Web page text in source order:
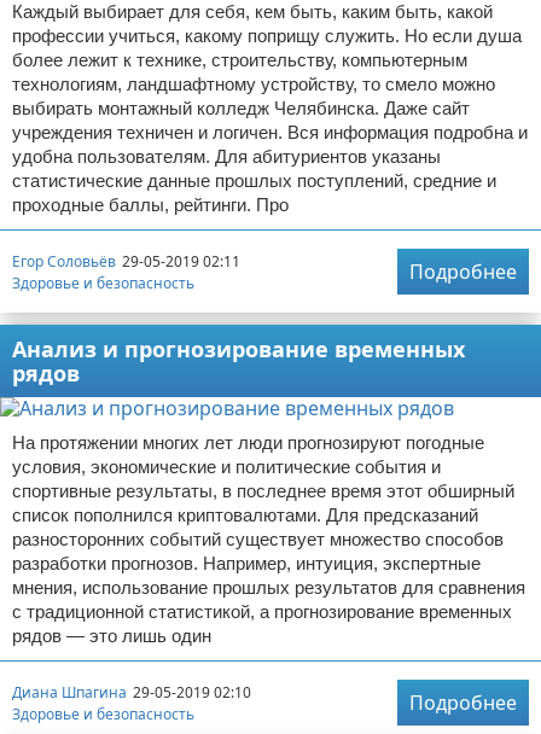
Каждый выбирает для себя, кем быть, каким быть, какой
профессии учиться, какому поприщу служить. Но если душа
более лежит к технике, строительству, компьютерным
технологиям, ландшафтному устройству, то смело можно
выбирать монтажный колледж Челябинска. Даже сайт
учреждения техничен и логичен. Вся информация подробна и
удобна пользователям. Для абитуриентов указаны
статистические данные прошлых поступлений, средние и
проходные баллы, рейтинги. Про
Егор Соловьёв 29-05-2019 02:11
Здоровье и безопасность
Подробнее
Анализ и прогнозирование временных
рядов
На протяжении многих лет люди прогнозируют погодные
условия, экономические и политические события и
спортивные результаты, в последнее время этот обширный
список пополнился криптовалютами. Для предсказаний
разносторонних событий существует множество способов
разработки прогнозов. Например, интуиция, экспертные
мнения, использование прошлых результатов для сравнения
с традиционной статистикой, а прогнозирование временных
рядов — это лишь один
Диана Шпагина 29-05-2019 02:10
Здоровье и безопасность
Подробнее